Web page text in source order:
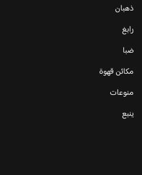
ذهبان
رابغ
ضبا
مكائن قهوة
منوعات
ينبع